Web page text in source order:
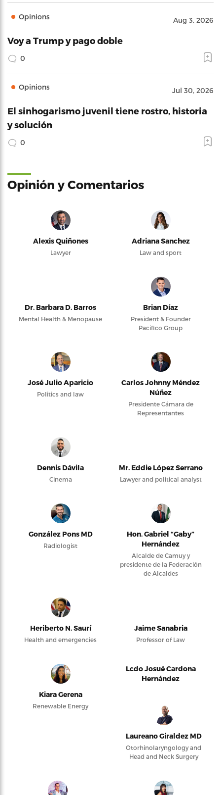
Opinions Aug 3, 2026
Voy a Trump y pago doble
0
Opinions Jul 30, 2026
El sinhogarismo juvenil tiene rostro, historia
y solución
0
Opinión y Comentarios
Alexis Quiñones
Lawyer
Adriana Sanchez
Law and sport
Dr. Barbara D. Barros
Mental Health & Menopause
Brian Díaz
President & Founder
Pacifico Group
José Julio Aparicio
Politics and law
Carlos Johnny Méndez
Núñez
Presidente Cámara de
Representantes
Dennis Dávila
Cinema
Mr. Eddie López Serrano
Lawyer and political analyst
González Pons MD
Radiologist
Hon. Gabriel “Gaby”
Hernández
Alcalde de Camuy y
presidente de la Federación
de Alcaldes
Heriberto N. Saurí
Health and emergencies
Jaime Sanabria
Professor of Law
Kiara Gerena
Renewable Energy
Lcdo Josué Cardona
Hernández
Laureano Giraldez MD
Otorhinolaryngology and
Head and Neck Surgery